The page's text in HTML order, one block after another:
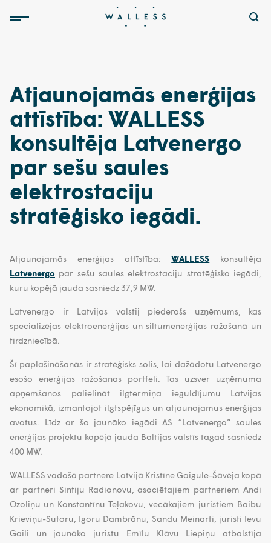
Atjaunojamās enerģijas
attīstība: WALLESS
konsultēja Latvenergo
par sešu saules
elektrostaciju
stratēģisko iegādi.
Atjaunojamās enerģijas attīstība:WALLESS konsultēja
Latvenergo par sešu saules elektrostaciju stratēģisko iegādi,
kuru kopējā jauda sasniedz 37,9 MW.
Latvenergo ir Latvijas valstij piederošs uzņēmums, kas
specializējas elektroenerģijas un siltumenerģijas ražošanā un
tirdzniecībā.
Šī paplašināšanās ir stratēģisks solis, lai dažādotu Latvenergo
esošo enerģijas ražošanas portfeli. Tas uzsver uzņēmuma
apņemšanos palielināt ilgtermiņa ieguldījumu Latvijas
ekonomikā, izmantojot ilgtspējīgus un atjaunojamus enerģijas
avotus. Līdz ar šo jaunāko iegādi AS “Latvenergo” saules
enerģijas projektu kopējā jauda Baltijas valstīs tagad sasniedz
400 MW.
WALLESS vadošā partnere Latvijā Kristīne Gaigule-Šāvēja kopā
ar partneri Sintiju Radionovu, asociētajiem partneriem Andi
Ozoliņu un Konstantīnu Teļakovu, vecākajiem juristiem Baibu
Krieviņu-Sutoru, Igoru Dambrānu, Sandu Meinarti, juristi Ievu
Gaili un jaunāko juristu Emīlu Klāvu Liepiņu atbalstīja